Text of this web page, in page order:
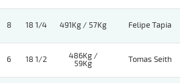
8 18 1/4 491Kg / 57Kg Felipe Tapia
6 18 1/2
486Kg /
59Kg
Tomas Seith